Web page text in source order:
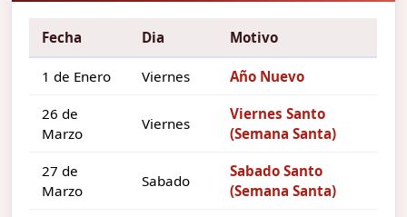
Fecha Dia Motivo
1 de Enero Viernes Año Nuevo
26 de
Marzo
Viernes
Viernes Santo
(Semana Santa)
27 de
Marzo
Sabado
Sabado Santo
(Semana Santa)